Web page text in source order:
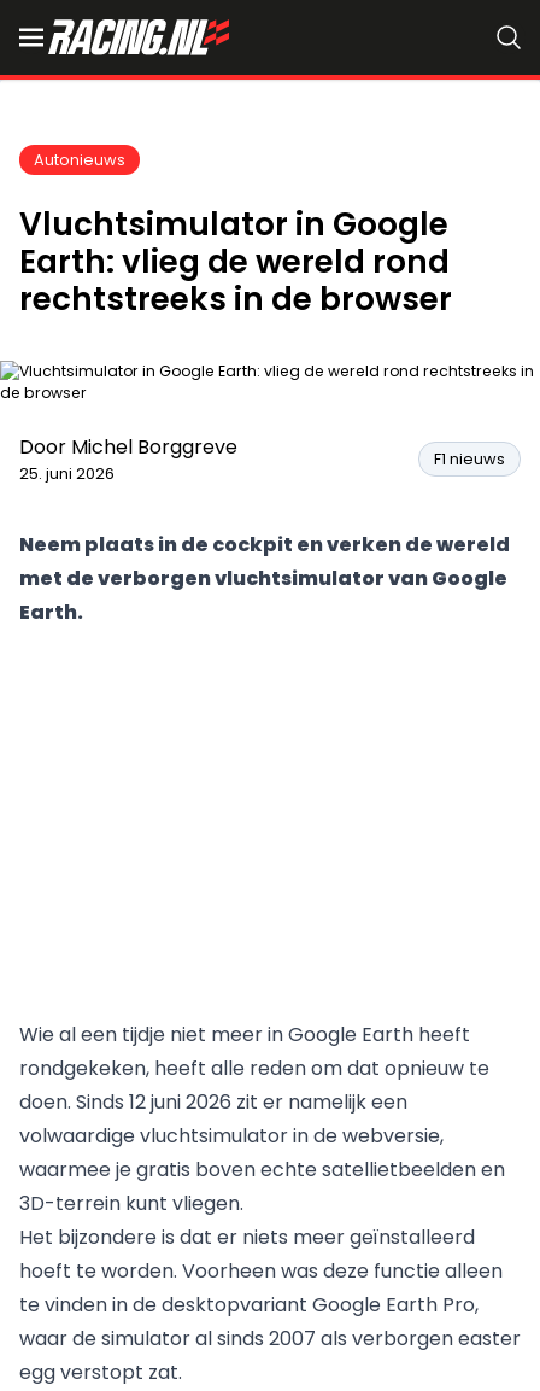
Autonieuws
Vluchtsimulator in Google
Earth: vlieg de wereld rond
rechtstreeks in de browser
Door Michel Borggreve
25. juni 2026
F1 nieuws
Neem plaats in de cockpit en verken de wereld
met de verborgen vluchtsimulator van Google
Earth.
Wie al een tijdje niet meer in Google Earth heeft
rondgekeken, heeft alle reden om dat opnieuw te
doen. Sinds 12 juni 2026 zit er namelijk een
volwaardige vluchtsimulator in de webversie,
waarmee je gratis boven echte satellietbeelden en
3D-terrein kunt vliegen.
Het bijzondere is dat er niets meer geïnstalleerd
hoeft te worden. Voorheen was deze functie alleen
te vinden in de desktopvariant Google Earth Pro,
waar de simulator al sinds 2007 als verborgen easter
egg verstopt zat.